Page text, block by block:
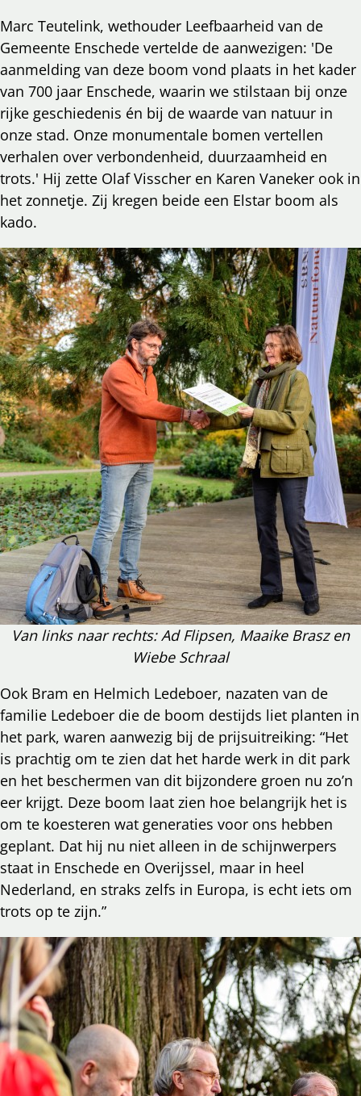
Marc Teutelink, wethouder Leefbaarheid van de
Gemeente Enschede vertelde de aanwezigen: 'De
aanmelding van deze boom vond plaats in het kader
van 700 jaar Enschede, waarin we stilstaan bij onze
rijke geschiedenis én bij de waarde van natuur in
onze stad. Onze monumentale bomen vertellen
verhalen over verbondenheid, duurzaamheid en
trots.' Hij zette Olaf Visscher en Karen Vaneker ook in
het zonnetje. Zij kregen beide een Elstar boom als
kado.
Van links naar rechts: Ad Flipsen, Maaike Brasz en
Wiebe Schraal
Ook Bram en Helmich Ledeboer, nazaten van de
familie Ledeboer die de boom destijds liet planten in
het park, waren aanwezig bij de prijsuitreiking: “Het
is prachtig om te zien dat het harde werk in dit park
en het beschermen van dit bijzondere groen nu zo’n
eer krijgt. Deze boom laat zien hoe belangrijk het is
om te koesteren wat generaties voor ons hebben
geplant. Dat hij nu niet alleen in de schijnwerpers
staat in Enschede en Overijssel, maar in heel
Nederland, en straks zelfs in Europa, is echt iets om
trots op te zijn.”